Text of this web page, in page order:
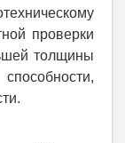
проверки
толщины